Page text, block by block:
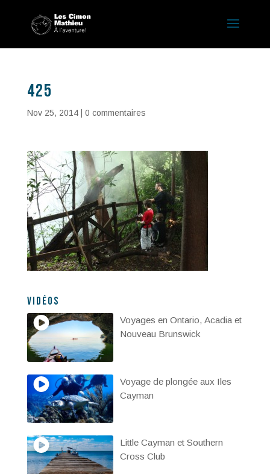
425
Nov 25, 2014| 0 commentaires
Vidéos
Voyages en Ontario, Acadia et
Nouveau Brunswick
Voyage de plongée aux Iles
Cayman
Little Cayman et Southern
Cross Club